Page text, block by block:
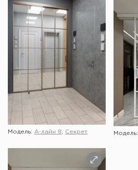
Модель: А-лайн 8 Секрет Модель: